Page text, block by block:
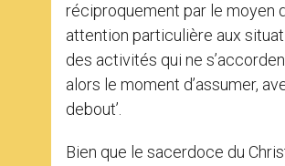
réciproquement par le moyen
attention particulière aux
des activités qui ne
alors le moment d’assumer,
debout’.
Bien que le sacerdoce du